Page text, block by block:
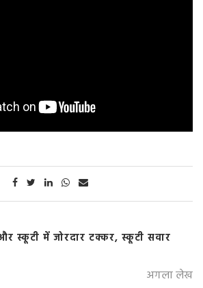
स्कूटी में जोरदार टक्कर, स्कूटी सवार
अगला लेख